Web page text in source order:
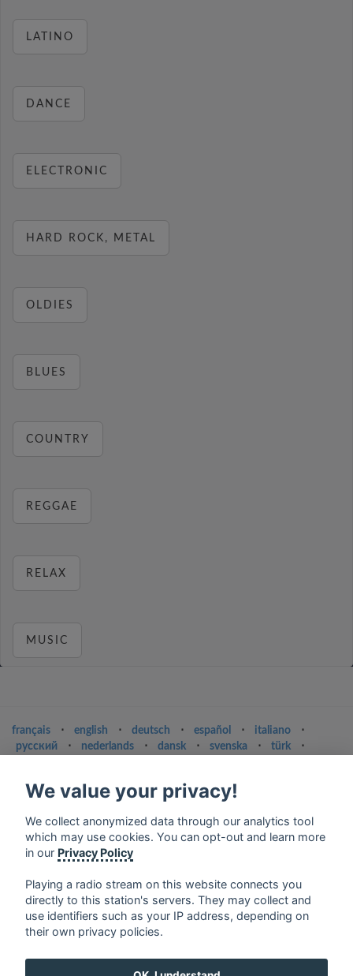
LATINO
DANCE
ELECTRONIC
HARD ROCK, METAL
OLDIES
BLUES
COUNTRY
REGGAE
RELAX
MUSIC
français ⋅ english ⋅ deutsch ⋅ español ⋅ italiano
⋅
русский
⋅ nederlands ⋅ dansk ⋅ svenska ⋅ türk
⋅
Contact us: contact@my-radios.com
Privacy Policy
Google Play and the Google Play logo are trademarks of Google Inc.
We value your privacy!
We collect anonymized data through our analytics tool
which may use cookies. You can opt-out and learn more
in our Privacy Policy
Playing a radio stream on this website connects you
directly to this station's servers. They may collect and
use identifiers such as your IP address, depending on
their own privacy policies.